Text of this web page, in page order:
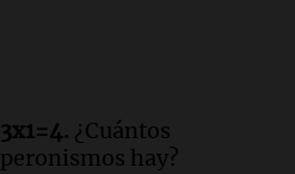
3x1=4. ¿Cuántos
peronismos hay?